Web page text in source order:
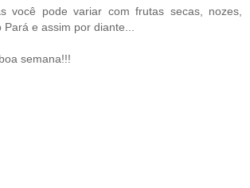
você pode variar com frutas secas, nozes,
e assim por diante...
semana!!!